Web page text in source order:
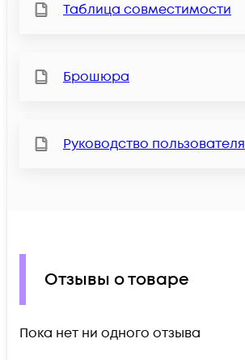
Таблица совместимости
Брошюра
Руководство пользователя
Отзывы о товаре
Пока нет ни одного отзыва